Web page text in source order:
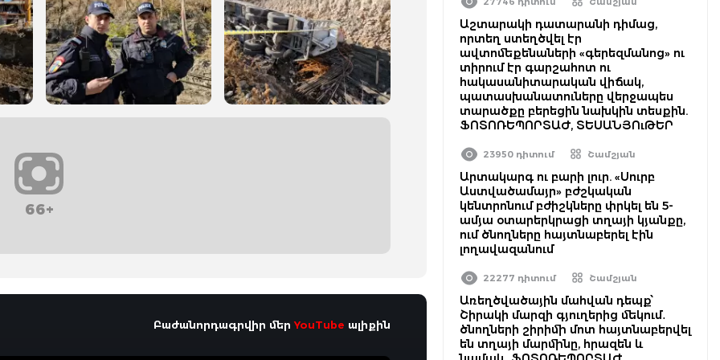
66+
Բաժանորդագրվիր մերYouTube ալիքին
Աշտարակի դատարանի դիմաց,
որտեղ ստեղծվել էր
ավտոմեքենաների «գերեզմանոց» ու
տիրում էր գարշահոտ ու
հակասանիտարական վիճակ,
պատասխանատուները վերջապես
տարածքը բերեցին նախկին տեսքին.
ՖՈՏՈՌԵՊՈՐՏԱԺ, ՏԵՍԱՆՅՈւԹԵՐ
23950 դիտում Շամշյան
Արտակարգ ու բարի լուր. «Սուրբ
Աստվածամայր» բժշկական
կենտրոնում բժիշկները փրկել են 5-
ամյա օտարերկրացի տղայի կյանքը,
ում ծնողները հայտնաբերել էին
լողավազանում
22277 դիտում Շամշյան
Առեղծվածային մահվան դեպք՝
Շիրակի մարզի գյուղերից մեկում․
ծնողների շիրիմի մոտ հայտնաբերվել
են տղայի մարմինը, հրազեն և